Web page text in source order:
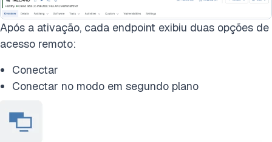
Após a ativação, cada endpoint exibiu duas opções de
acesso remoto:
Conectar
Conectar no modo em segundo plano